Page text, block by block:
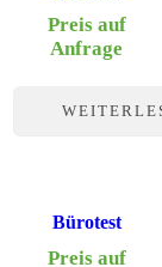
Preis auf
Anfrage
Bürotest
Preis auf